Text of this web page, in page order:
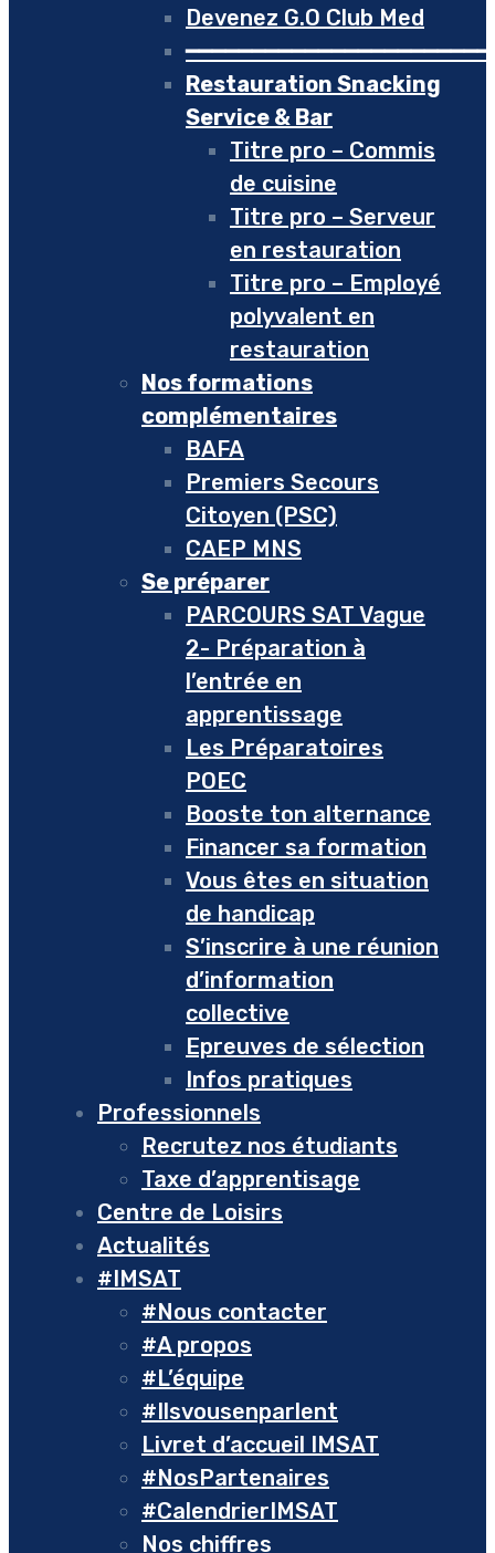
Devenez G.O Club Med
Restauration Snacking
Service & Bar
Titre pro – Commis
de cuisine
Titre pro – Serveur
en restauration
Titre pro – Employé
polyvalent en
restauration
Nos formations
complémentaires
BAFA
Premiers Secours
Citoyen (PSC)
CAEP MNS
Se préparer
PARCOURS SAT Vague
2- Préparation à
l’entrée en
apprentissage
Les Préparatoires
POEC
Booste ton alternance
Financer sa formation
Vous êtes en situation
de handicap
S’inscrire à une réunion
d’information
collective
Epreuves de sélection
Infos pratiques
Professionnels
Recrutez nos étudiants
Taxe d’apprentisage
Centre de Loisirs
Actualités
#IMSAT
#Nous contacter
#A propos
#L’équipe
#Ilsvousenparlent
Livret d’accueil IMSAT
#NosPartenaires
#CalendrierIMSAT
Nos chiffres